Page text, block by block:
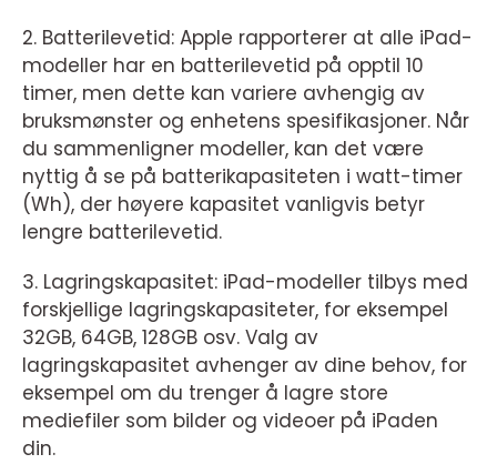
2. Batterilevetid: Apple rapporterer at alle iPad-
modeller har en batterilevetid på opptil 10
timer, men dette kan variere avhengig av
bruksmønster og enhetens spesifikasjoner. Når
du sammenligner modeller, kan det være
nyttig å se på batterikapasiteten i watt-timer
(Wh), der høyere kapasitet vanligvis betyr
lengre batterilevetid.
3. Lagringskapasitet: iPad-modeller tilbys med
forskjellige lagringskapasiteter, for eksempel
32GB, 64GB, 128GB osv. Valg av
lagringskapasitet avhenger av dine behov, for
eksempel om du trenger å lagre store
mediefiler som bilder og videoer på iPaden
din.